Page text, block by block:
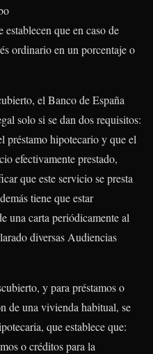
establecen que en caso de
ordinario en un porcentaje o
el Banco de España
solo si se dan dos requisitos:
préstamo hipotecario y que el
efectivamente prestado,
que este servicio se presta
tiene que estar
una carta periódicamente al
diversas Audiencias
y para préstamos o
de una vivienda habitual, se
que establece que:
o créditos para la